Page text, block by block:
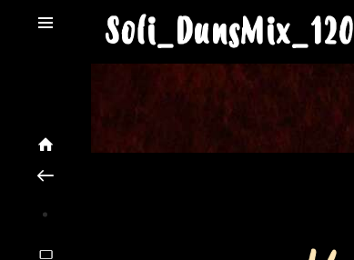
Soli_DunsMix_120